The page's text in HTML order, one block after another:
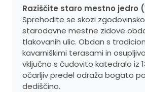
Raziščite staro mestno jedro
Sprehodite se skozi
starodavne mestne zidove
tlakovanih ulic. Obdan s
kavarniškimi terasami in
vključno s čudovito katedralo iz
očarljiv predel odraža bogato
dediščino.